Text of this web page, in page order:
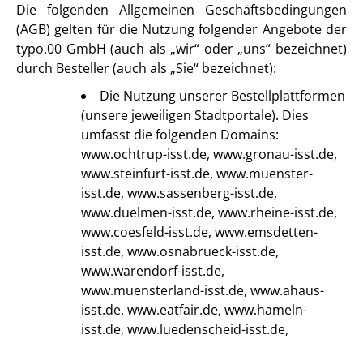
Die folgenden Allgemeinen Geschäftsbedingungen
(AGB) gelten für die Nutzung folgender Angebote der
typo.00 GmbH (auch als „wir“ oder „uns“ bezeichnet)
durch Besteller (auch als „Sie“ bezeichnet):
Die Nutzung unserer Bestellplattformen
(unsere jeweiligen Stadtportale). Dies
umfasst die folgenden Domains:
www.ochtrup-isst.de, www.gronau-isst.de,
www.steinfurt-isst.de, www.muenster-
isst.de, www.sassenberg-isst.de,
www.duelmen-isst.de, www.rheine-isst.de,
www.coesfeld-isst.de, www.emsdetten-
isst.de, www.osnabrueck-isst.de,
www.warendorf-isst.de,
www.muensterland-isst.de, www.ahaus-
isst.de, www.eatfair.de, www.hameln-
isst.de, www.luedenscheid-isst.de,